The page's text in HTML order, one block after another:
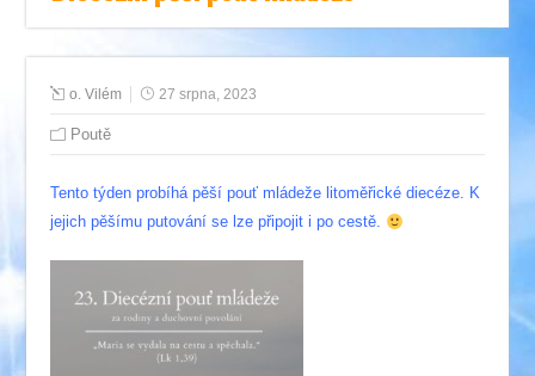
o. Vilém 27 srpna, 2023
Poutě
Tento týden probíhá pěší pouť mládeže litoměřické diecéze. K
jejich pěšímu putování se lze připojit i po cestě.